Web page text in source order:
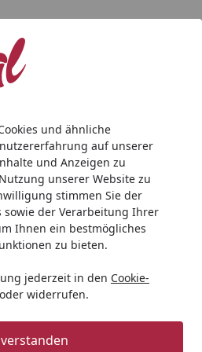
und ähnliche
auf unserer
und Anzeigen zu
unserer Website zu
stimmen Sie der
sowie der Verarbeitung Ihrer
Ihnen ein bestmögliches
zu bieten.
jederzeit in den Cookie-
widerrufen.
verstanden
Kleintierheime
Easy Türkis